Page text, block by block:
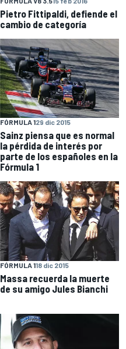
Pietro Fittipaldi, defiende el
cambio de categoría
FÓRMULA 129 dic 2015
Sainz piensa que es normal
la pérdida de interés por
parte de los españoles en la
Fórmula 1
FÓRMULA 118 dic 2015
Massa recuerda la muerte
de su amigo Jules Bianchi